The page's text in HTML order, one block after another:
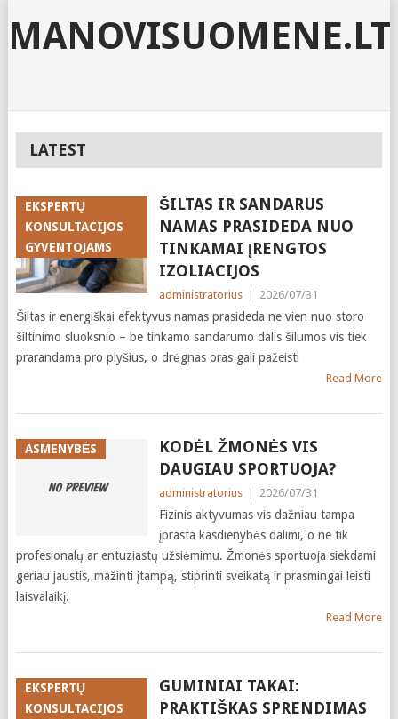
MANOVISUOMENE.LT
LATEST
EKSPERTŲ
KONSULTACIJOS
GYVENTOJAMS
ŠILTAS IR SANDARUS
NAMAS PRASIDEDA NUO
TINKAMAI ĮRENGTOS
IZOLIACIJOS
administratorius 2026/07/31
Šiltas ir energiškai efektyvus namas prasideda ne vien nuo storo
šiltinimo sluoksnio – be tinkamo sandarumo dalis šilumos vis tiek
prarandama pro plyšius, o drėgnas oras gali pažeisti
Read More
ASMENYBĖS
KODĖL ŽMONĖS VIS
DAUGIAU SPORTUOJA?
administratorius 2026/07/31
Fizinis aktyvumas vis dažniau tampa
įprasta kasdienybės dalimi, o ne tik
profesionalų ar entuziastų užsiėmimu. Žmonės sportuoja siekdami
geriau jaustis, mažinti įtampą, stiprinti sveikatą ir prasmingai leisti
laisvalaikį.
Read More
EKSPERTŲ
KONSULTACIJOS
GUMINIAI TAKAI:
PRAKTIŠKAS SPRENDIMAS